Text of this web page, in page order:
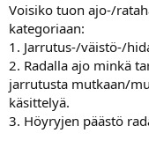
Voisiko tuon ajo-/
kategoriaan:
1. Jarrutus-/väistö-/
2. Radalla ajo minkä
jarrutusta mutkaan/
käsittelyä.
3. Höyryjen päästö